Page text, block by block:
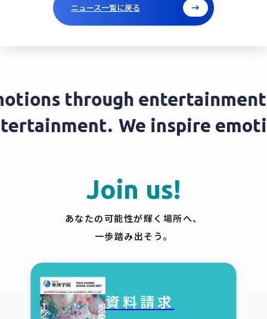
ニュース一覧に戻る
through entertainment.
We inspire
Join us!
あなたの可能性が輝く場所へ、
一歩踏み出そう。
資料請求